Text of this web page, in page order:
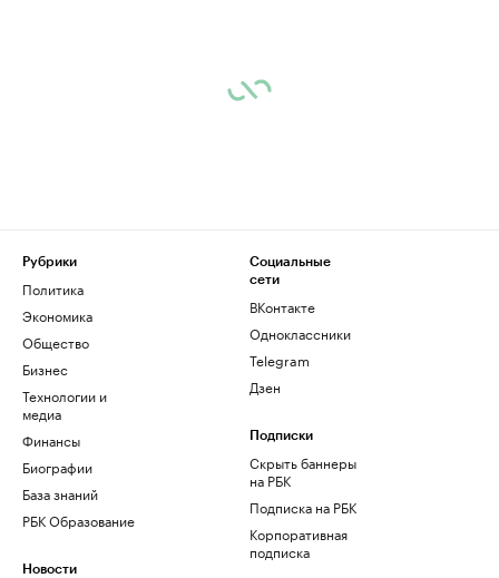
Рубрики
Политика
Экономика
Общество
Бизнес
Технологии и
медиа
Финансы
Биографии
База знаний
РБК Образование
Новости
Социальные
сети
ВКонтакте
Одноклассники
Telegram
Дзен
Подписки
Скрыть баннеры
на РБК
Подписка на РБК
Корпоративная
подписка